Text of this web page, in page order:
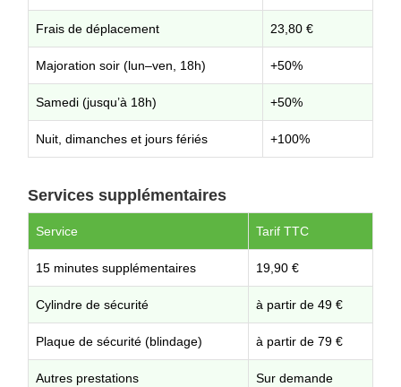
Frais de déplacement 23,80 €
Majoration soir (lun–ven, 18h) +50%
Samedi (jusqu’à 18h) +50%
Nuit, dimanches et jours fériés +100%
Services supplémentaires
Service Tarif TTC
15 minutes supplémentaires 19,90 €
Cylindre de sécurité à partir de 49 €
Plaque de sécurité (blindage) à partir de 79 €
Autres prestations Sur demande